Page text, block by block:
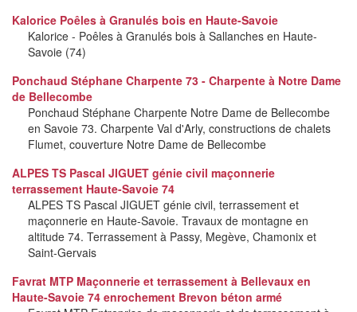
Kalorice Poêles à Granulés bois en Haute-Savoie
Kalorice - Poêles à Granulés bois à Sallanches en Haute-
Savoie (74)
Ponchaud Stéphane Charpente 73 - Charpente à Notre Dame
de Bellecombe
Ponchaud Stéphane Charpente Notre Dame de Bellecombe
en Savoie 73. Charpente Val d'Arly, constructions de chalets
Flumet, couverture Notre Dame de Bellecombe
ALPES TS Pascal JIGUET génie civil maçonnerie
terrassement Haute-Savoie 74
ALPES TS Pascal JIGUET génie civil, terrassement et
maçonnerie en Haute-Savoie. Travaux de montagne en
altitude 74. Terrassement à Passy, Megève, Chamonix et
Saint-Gervais
Favrat MTP Maçonnerie et terrassement à Bellevaux en
Haute-Savoie 74 enrochement Brevon béton armé